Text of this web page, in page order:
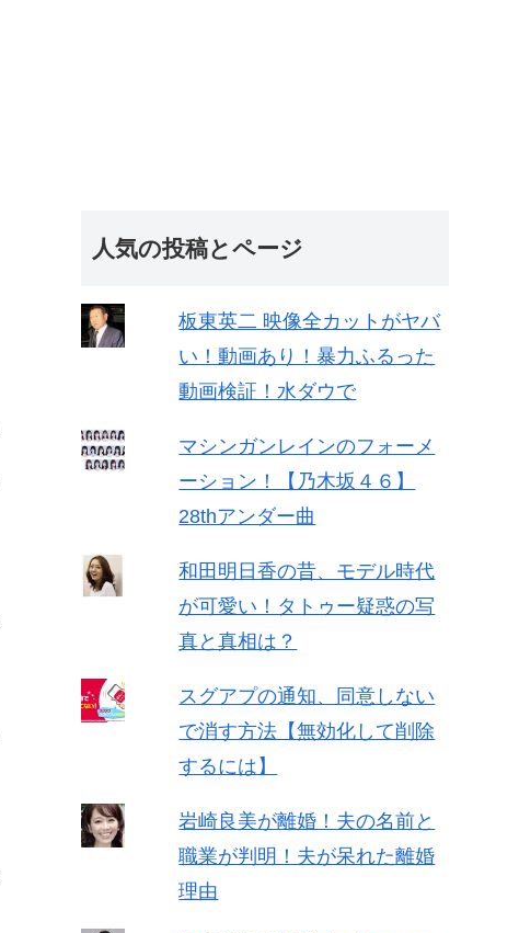
人気の投稿とページ
板東英二 映像全カットがヤバ
い！動画あり！暴力ふるった
動画検証！水ダウで
マシンガンレインのフォーメ
ーション！【乃木坂４６】
28thアンダー曲
和田明日香の昔、モデル時代
が可愛い！タトゥー疑惑の写
真と真相は？
スグアプの通知、同意しない
で消す方法【無効化して削除
するには】
岩崎良美が離婚！夫の名前と
職業が判明！夫が呆れた離婚
理由